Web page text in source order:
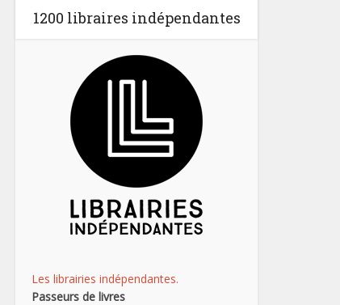
1200 libraires indépendantes
Les librairies indépendantes.
Passeurs de livres